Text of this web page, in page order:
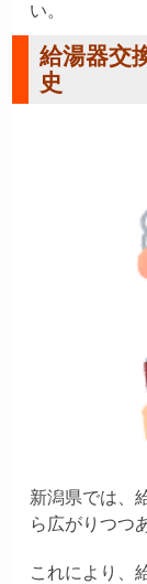
い。
給湯器交
史
新潟県では、
ら広がりつつ
これにより、